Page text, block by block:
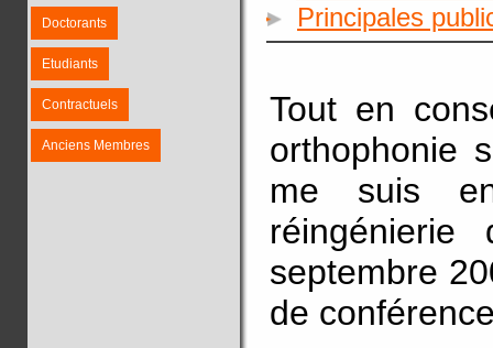
Doctorants
Etudiants
Contractuels
Anciens Membres
Principales
Tout en
orthophonie
me suis
réingénierie
septembre
de